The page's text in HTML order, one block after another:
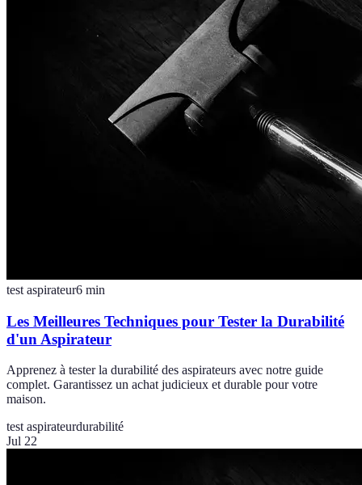
test aspirateur6 min
Les Meilleures Techniques pour Tester la Durabilité
d'un Aspirateur
Apprenez à tester la durabilité des aspirateurs avec notre guide
complet. Garantissez un achat judicieux et durable pour votre
maison.
test aspirateurdurabilité
Jul 22